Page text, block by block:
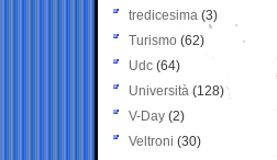
tredicesima (3)
Turismo (62)
Udc (64)
Università (128)
V-Day (2)
Veltroni (30)